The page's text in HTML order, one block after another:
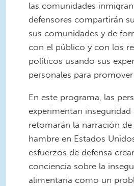
las comunidades
defensores compartirán
sus comunidades y de
con el público y con los
políticos usando sus
personales para
En este programa, las
experimentan inseguridad
retomarán la narración de
hambre en Estados
esfuerzos de defensa
conciencia sobre la
alimentaria como un